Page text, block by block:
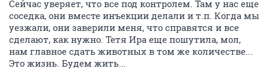
Сейчас уверяет, что все под контролем. Там у нас еще
соседка, они вместе инъекции делали и т.п. Когда мы
уезжали, они заверили меня, что справятся и все
сделают, как нужно. Тетя Ира еще пошутила, мол,
нам главное сдать животных в том же количестве...
Это жизнь. Будем жить...